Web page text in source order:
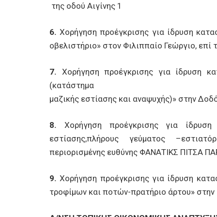
της οδού Αιγίνης 1
6. Χορήγηση προέγκρισης για ίδρυση
οβελιστήριο» στον Φιλιππαίο Γεώργιο, επί
7. Χορήγηση προέγκρισης για ίδρυση
(κατάστημα
μαζικής εστίασης και αναψυχής)» στην
8. Χορήγηση προέγκρισης για ίδρυση
εστίασης,πλήρους γεύματος
περιορισμένης ευθύνης ΦΑΝΑΤΙΚΣ ΠΙΤΣΑ
9. Χορήγηση προέγκρισης για ίδρυση
τροφίμων και ποτών-πρατήριο άρτου»